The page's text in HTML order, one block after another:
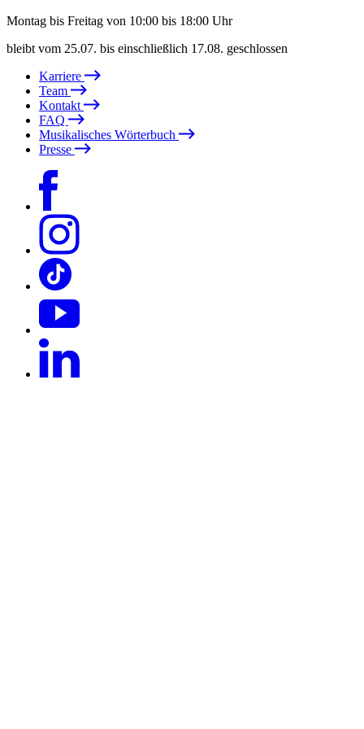
Montag bis Freitag von 10:00 bis 18:00 Uhr
bleibt vom 25.07. bis einschließlich 17.08. geschlossen
Karriere
Team
Kontakt
FAQ
Musikalisches Wörterbuch
Presse